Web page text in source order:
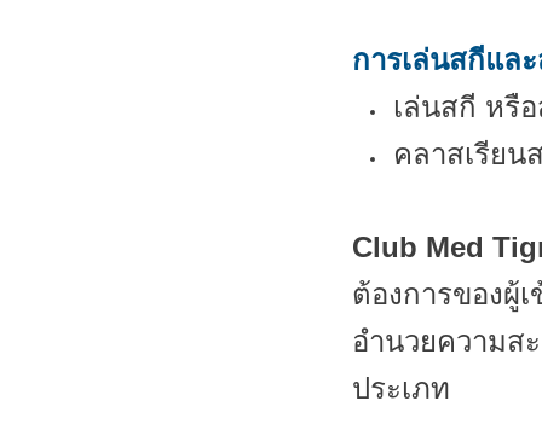
การเล่นสกีแล
เล่นสกี หรื
คลาสเรีย
Club Med
ต้องการของผู้
อำนวยความส
ประเภท